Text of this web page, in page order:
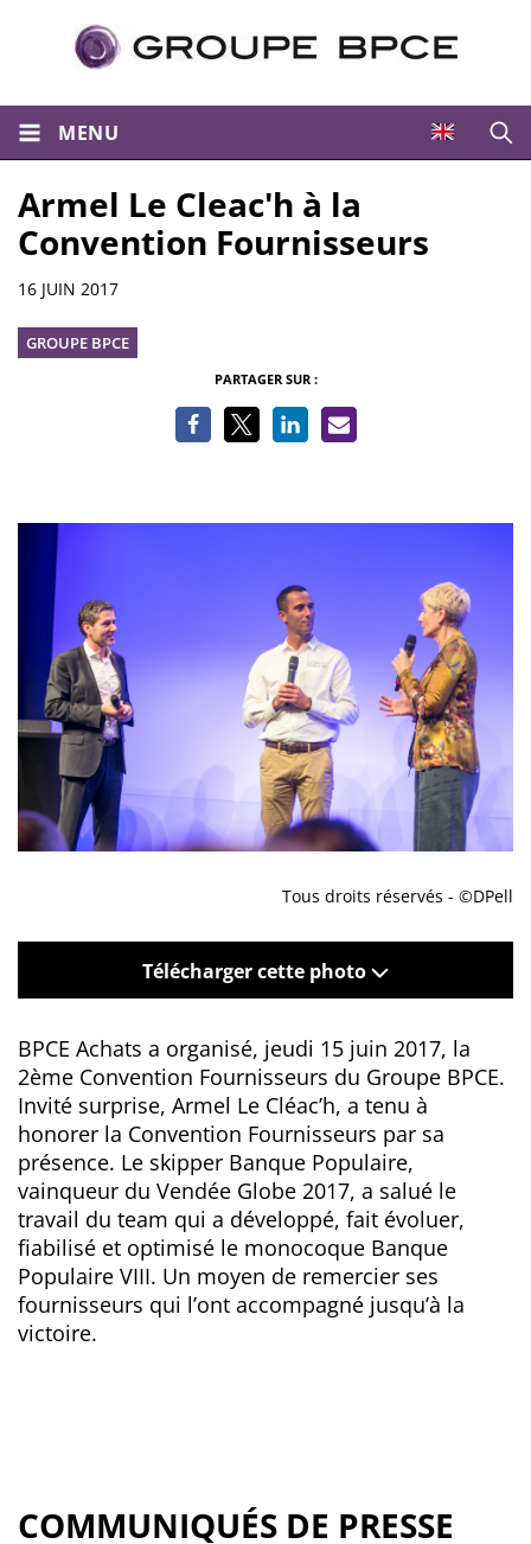
MENU
Armel Le Cleac'h à la
Convention Fournisseurs
Informations
16 JUIN 2017
GROUPE BPCE
PARTAGER SUR :
Tous droits réservés - ©DPell
Télécharger cette photo
BPCE Achats a organisé, jeudi 15 juin 2017, la
2ème Convention Fournisseurs du Groupe BPCE.
Invité surprise, Armel Le Cléac’h, a tenu à
honorer la Convention Fournisseurs par sa
présence. Le skipper Banque Populaire,
vainqueur du Vendée Globe 2017, a salué le
travail du team qui a développé, fait évoluer,
fiabilisé et optimisé le monocoque Banque
Populaire VIII. Un moyen de remercier ses
fournisseurs qui l’ont accompagné jusqu’à la
victoire.
COMMUNIQUÉS DE PRESSE